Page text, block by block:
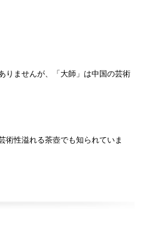
りませんが、「大師」は中国の芸術
術性溢れる茶壺でも知られていま